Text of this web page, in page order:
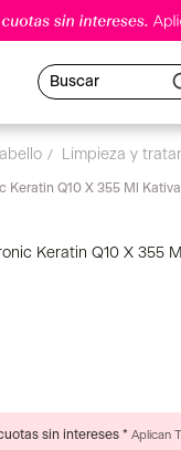
Buscar
limpieza y
Keratin Q10 X 355 Ml Kativa
Keratin Q10 X 355 Ml
sin intereses * Aplican